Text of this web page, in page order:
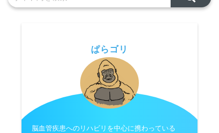
ぱらゴリ
脳血管疾患へのリハビリを中心に携わっている